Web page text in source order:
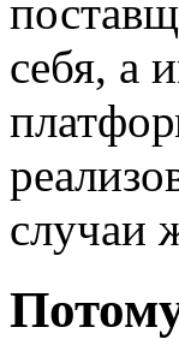
себя, а
случаи